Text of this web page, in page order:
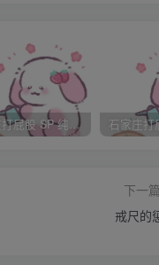
大胆了！居然当着众
白的好像小雪球似的小
！好白！好可爱！好
石家庄打屁股 SP 纯实践
下一
戒尺的